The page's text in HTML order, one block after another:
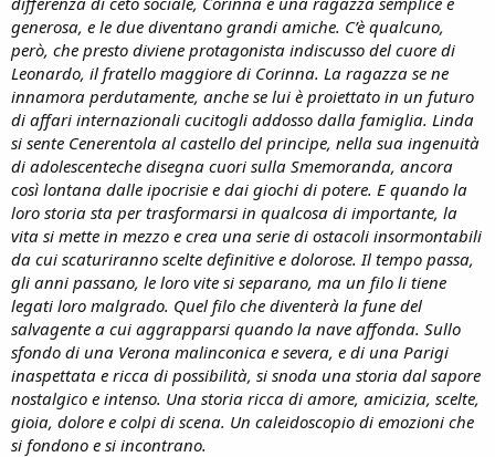
generosa, e le due diventano grandi amiche. C’è qualcuno,
però, che presto diviene protagonista indiscusso del cuore di
Leonardo, il fratello maggiore di Corinna. La ragazza se ne
innamora perdutamente, anche se lui è proiettato in un futuro
di affari internazionali cucitogli addosso dalla famiglia. Linda
si sente Cenerentola al castello del principe, nella sua ingenuità
di adolescenteche disegna cuori sulla Smemoranda, ancora
così lontana dalle ipocrisie e dai giochi di potere. E quando la
loro storia sta per trasformarsi in qualcosa di importante, la
vita si mette in mezzo e crea una serie di ostacoli insormontabili
da cui scaturiranno scelte definitive e dolorose. Il tempo passa,
gli anni passano, le loro vite si separano, ma un filo li tiene
legati loro malgrado. Quel filo che diventerà la fune del
salvagente a cui aggrapparsi quando la nave affonda. Sullo
sfondo di una Verona malinconica e severa, e di una Parigi
inaspettata e ricca di possibilità, si snoda una storia dal sapore
nostalgico e intenso. Una storia ricca di amore, amicizia, scelte,
gioia, dolore e colpi di scena. Un caleidoscopio di emozioni che
si fondono e si incontrano.